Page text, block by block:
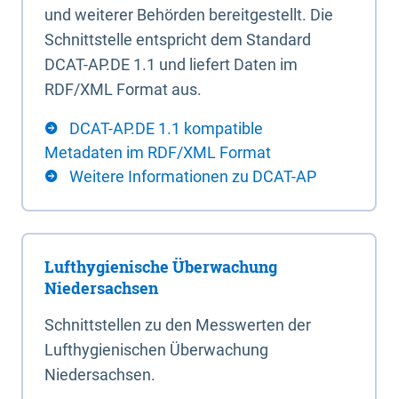
und weiterer Behörden bereitgestellt. Die
Schnittstelle entspricht dem Standard
DCAT-AP.DE 1.1 und liefert Daten im
RDF/XML Format aus.
DCAT-AP.DE 1.1 kompatible
Metadaten im RDF/XML Format
Weitere Informationen zu DCAT-AP
Lufthygienische Überwachung
Niedersachsen
Schnittstellen zu den Messwerten der
Lufthygienischen Überwachung
Niedersachsen.